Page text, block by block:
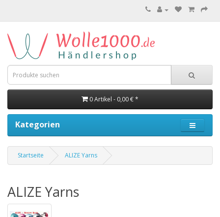
0 Artikel - 0,00 € *
Kategorien
Startseite ALIZE Yarns
ALIZE Yarns